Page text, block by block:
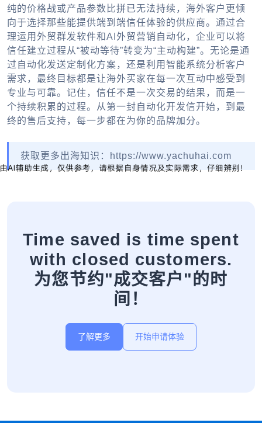
纯的价格战或产品参数比拼已无法持续，海外客户更倾
向于选择那些能提供端到端信任体验的供应商。通过合
理运用外贸群发软件和AI外贸营销自动化，企业可以将
信任建立过程从“被动等待”转变为“主动构建”。无论是通
过自动化发送定制化方案，还是利用智能系统分析客户
需求，最终目标都是让海外买家在每一次互动中感受到
专业与可靠。记住，信任不是一次交易的结果，而是一
个持续积累的过程。从第一封自动化开发信开始，到最
终的售后支持，每一步都在为你的品牌加分。
获取更多出海知识：https://www.yachuhai.com
Time saved is time spent
with closed customers.
为您节约"成交客户"的时
间！
了解更多 开始申请体验